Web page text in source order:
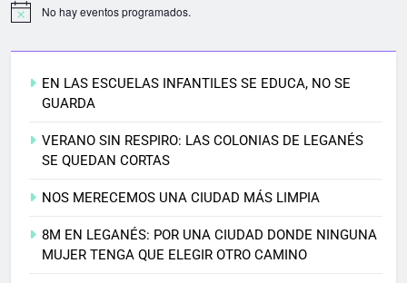
No hay eventos programados.
EN LAS ESCUELAS INFANTILES SE EDUCA, NO SE
GUARDA
VERANO SIN RESPIRO: LAS COLONIAS DE LEGANÉS
SE QUEDAN CORTAS
NOS MERECEMOS UNA CIUDAD MÁS LIMPIA
8M EN LEGANÉS: POR UNA CIUDAD DONDE NINGUNA
MUJER TENGA QUE ELEGIR OTRO CAMINO